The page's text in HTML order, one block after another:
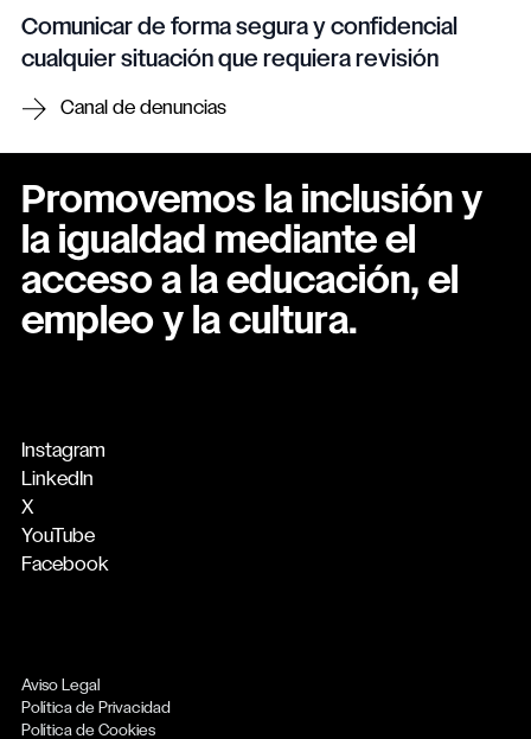
Comunicar de forma segura y confidencial
cualquier situación que requiera revisión
Canal de denuncias
Promovemos la inclusión y
la igualdad mediante el
acceso a la educación, el
empleo y la cultura.
Instagram
LinkedIn
X
YouTube
Facebook
Aviso Legal
Política de Privacidad
Política de Cookies